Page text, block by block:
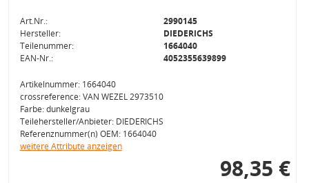
Art.Nr.:
2990145
Hersteller:
DIEDERICHS
Teilenummer:
1664040
EAN-Nr.:
4052355639899
Artikelnummer: 1664040
crossreference: VAN WEZEL 2973510
Farbe: dunkelgrau
Teilehersteller/Anbieter: DIEDERICHS
Referenznummer(n) OEM: 1664040
weitere Attribute anzeigen
98,35 €